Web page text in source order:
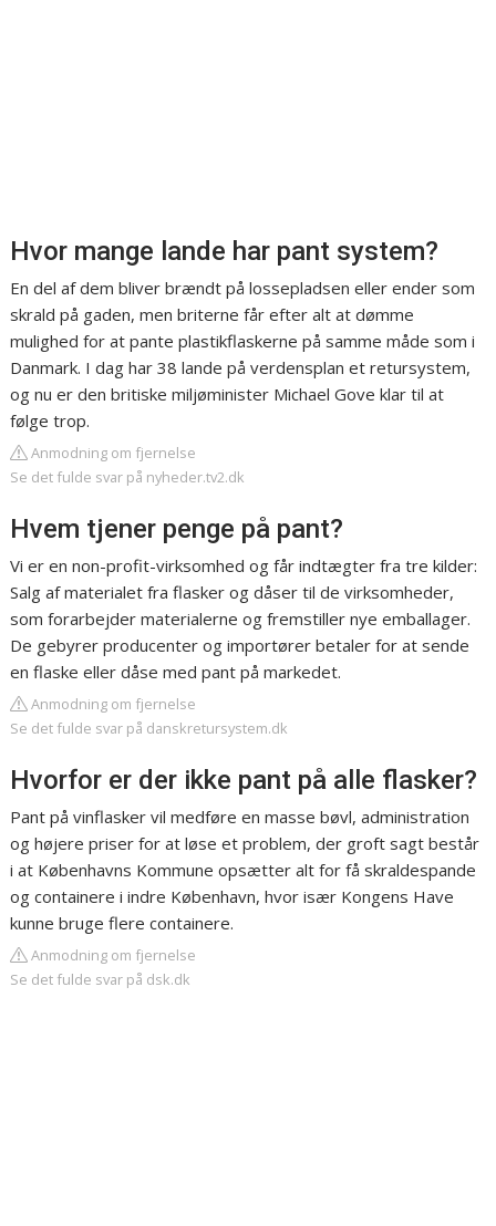
Hvor mange lande har pant system?
En del af dem bliver brændt på lossepladsen eller ender som
skrald på gaden, men briterne får efter alt at dømme
mulighed for at pante plastikflaskerne på samme måde som i
Danmark. I dag har 38 lande på verdensplan et retursystem,
og nu er den britiske miljøminister Michael Gove klar til at
følge trop.
Anmodning om fjernelse
Se det fulde svar på nyheder.tv2.dk
Hvem tjener penge på pant?
Vi er en non-profit-virksomhed og får indtægter fra tre kilder:
Salg af materialet fra flasker og dåser til de virksomheder,
som forarbejder materialerne og fremstiller nye emballager.
De gebyrer producenter og importører betaler for at sende
en flaske eller dåse med pant på markedet.
Anmodning om fjernelse
Se det fulde svar på danskretursystem.dk
Hvorfor er der ikke pant på alle flasker?
Pant på vinflasker vil medføre en masse bøvl, administration
og højere priser for at løse et problem, der groft sagt består
i at Københavns Kommune opsætter alt for få skraldespande
og containere i indre København, hvor især Kongens Have
kunne bruge flere containere.
Anmodning om fjernelse
Se det fulde svar på dsk.dk